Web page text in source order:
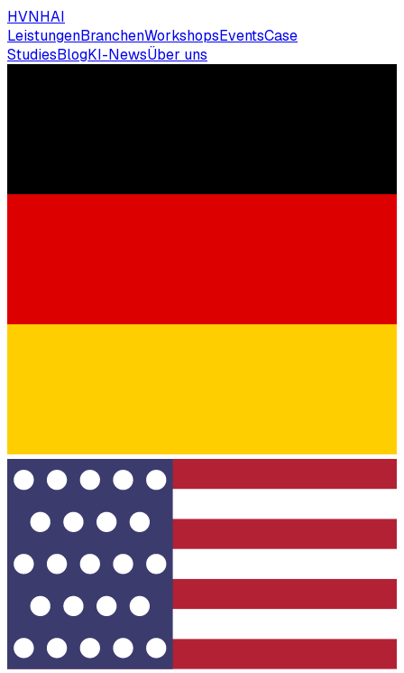
HVNHAI
LeistungenBranchenWorkshopsEventsCase
StudiesBlogKI-NewsÜber uns